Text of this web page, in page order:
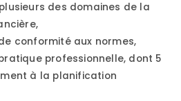
des domaines de la
conformité aux normes,
professionnelle, dont 5
à la planification